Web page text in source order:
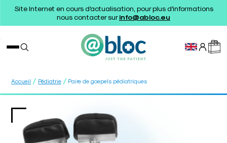
Site Internet en cours d'actualisation, pour plus d'informations
nous contacter surinfo@abloc.eu
Accueil / Pédiatrie / Paire de goepels pédiatriques